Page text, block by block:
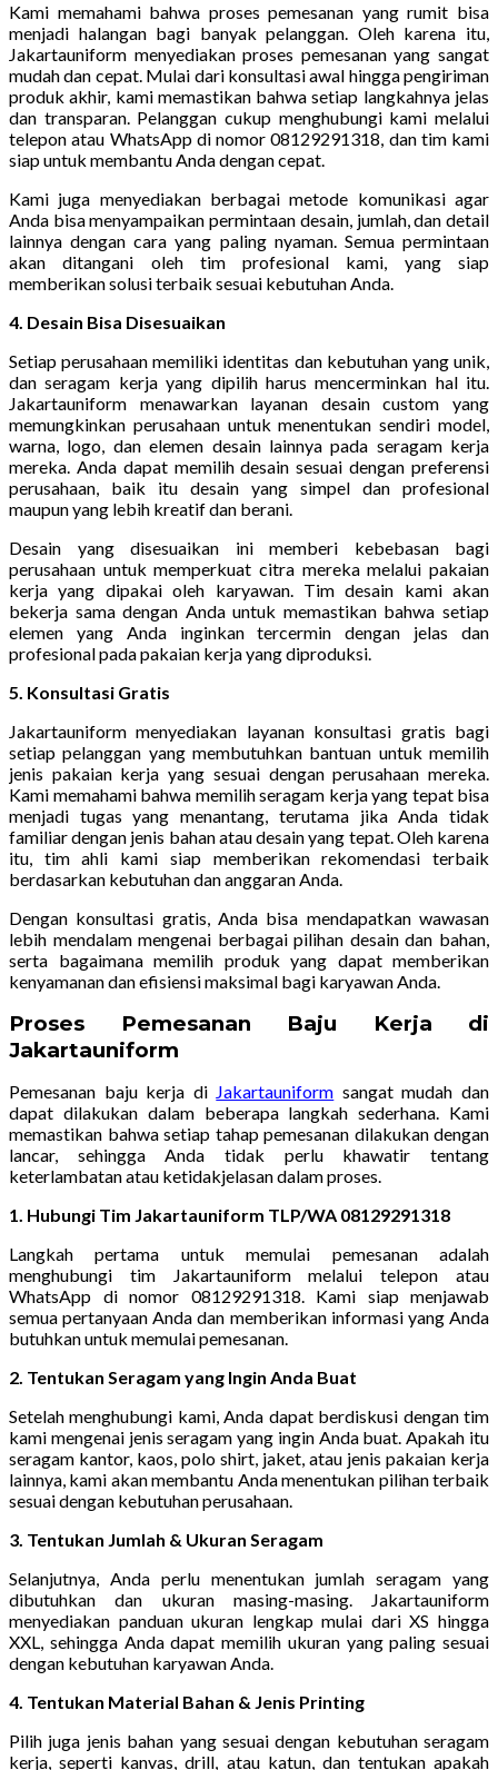
Kami memahami bahwa proses pemesanan yang rumit bisa
menjadi halangan bagi banyak pelanggan. Oleh karena itu,
Jakartauniform menyediakan proses pemesanan yang sangat
mudah dan cepat. Mulai dari konsultasi awal hingga pengiriman
produk akhir, kami memastikan bahwa setiap langkahnya jelas
dan transparan. Pelanggan cukup menghubungi kami melalui
telepon atau WhatsApp di nomor 08129291318, dan tim kami
siap untuk membantu Anda dengan cepat.
Kami juga menyediakan berbagai metode komunikasi agar
Anda bisa menyampaikan permintaan desain, jumlah, dan detail
lainnya dengan cara yang paling nyaman. Semua permintaan
akan ditangani oleh tim profesional kami, yang siap
memberikan solusi terbaik sesuai kebutuhan Anda.
4. Desain Bisa Disesuaikan
Setiap perusahaan memiliki identitas dan kebutuhan yang unik,
dan seragam kerja yang dipilih harus mencerminkan hal itu.
Jakartauniform menawarkan layanan desain custom yang
memungkinkan perusahaan untuk menentukan sendiri model,
warna, logo, dan elemen desain lainnya pada seragam kerja
mereka. Anda dapat memilih desain sesuai dengan preferensi
perusahaan, baik itu desain yang simpel dan profesional
maupun yang lebih kreatif dan berani.
Desain yang disesuaikan ini memberi kebebasan bagi
perusahaan untuk memperkuat citra mereka melalui pakaian
kerja yang dipakai oleh karyawan. Tim desain kami akan
bekerja sama dengan Anda untuk memastikan bahwa setiap
elemen yang Anda inginkan tercermin dengan jelas dan
profesional pada pakaian kerja yang diproduksi.
5. Konsultasi Gratis
Jakartauniform menyediakan layanan konsultasi gratis bagi
setiap pelanggan yang membutuhkan bantuan untuk memilih
jenis pakaian kerja yang sesuai dengan perusahaan mereka.
Kami memahami bahwa memilih seragam kerja yang tepat bisa
menjadi tugas yang menantang, terutama jika Anda tidak
familiar dengan jenis bahan atau desain yang tepat. Oleh karena
itu, tim ahli kami siap memberikan rekomendasi terbaik
berdasarkan kebutuhan dan anggaran Anda.
Dengan konsultasi gratis, Anda bisa mendapatkan wawasan
lebih mendalam mengenai berbagai pilihan desain dan bahan,
serta bagaimana memilih produk yang dapat memberikan
kenyamanan dan efisiensi maksimal bagi karyawan Anda.
Proses Pemesanan Baju Kerja di
Jakartauniform
Pemesanan baju kerja di Jakartauniform sangat mudah dan
dapat dilakukan dalam beberapa langkah sederhana. Kami
memastikan bahwa setiap tahap pemesanan dilakukan dengan
lancar, sehingga Anda tidak perlu khawatir tentang
keterlambatan atau ketidakjelasan dalam proses.
1. Hubungi Tim Jakartauniform TLP/WA 08129291318
Langkah pertama untuk memulai pemesanan adalah
menghubungi tim Jakartauniform melalui telepon atau
WhatsApp di nomor 08129291318. Kami siap menjawab
semua pertanyaan Anda dan memberikan informasi yang Anda
butuhkan untuk memulai pemesanan.
2. Tentukan Seragam yang Ingin Anda Buat
Setelah menghubungi kami, Anda dapat berdiskusi dengan tim
kami mengenai jenis seragam yang ingin Anda buat. Apakah itu
seragam kantor, kaos, polo shirt, jaket, atau jenis pakaian kerja
lainnya, kami akan membantu Anda menentukan pilihan terbaik
sesuai dengan kebutuhan perusahaan.
3. Tentukan Jumlah & Ukuran Seragam
Selanjutnya, Anda perlu menentukan jumlah seragam yang
dibutuhkan dan ukuran masing-masing. Jakartauniform
menyediakan panduan ukuran lengkap mulai dari XS hingga
XXL, sehingga Anda dapat memilih ukuran yang paling sesuai
dengan kebutuhan karyawan Anda.
4. Tentukan Material Bahan & Jenis Printing
Pilih juga jenis bahan yang sesuai dengan kebutuhan seragam
kerja, seperti kanvas, drill, atau katun, dan tentukan apakah